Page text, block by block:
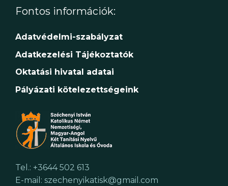
Fontos információk:
Adatvédelmi-szabályzat
Adatkezelési Tájékoztatók
Oktatási hivatal adatai
Pályázati kötelezettségeink
Tel.: +3644 502 613
E-mail: szechenyikatisk@gmail.com